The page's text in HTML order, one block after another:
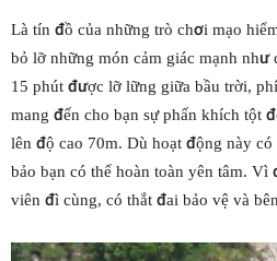
Là tín đồ của những trò chơi mạo
bỏ lỡ những món cảm giác mạnh
15 phút được lỡ lững giữa bầu trời,
mang đến cho bạn sự phấn khích tột
lên độ cao 70m. Dù hoạt động này
bảo bạn có thể hoàn toàn yên tâm. Vì
viên đì cùng, có thắt đai bảo vệ và